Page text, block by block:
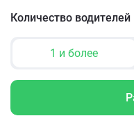
Количество водителей
1 и более